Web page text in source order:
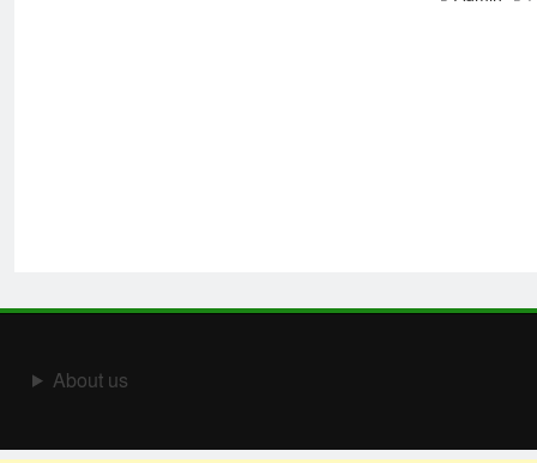
About us